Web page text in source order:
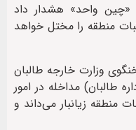
«چین واحد» هشدار داد
منطقه را مختل خواهد
وزارت خارجه طالبان
طالبان) مداخله در امور
منطقه زیانبار می‌داند و